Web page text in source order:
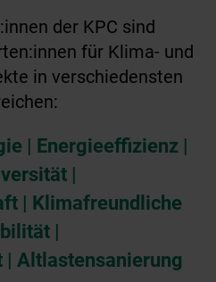
der KPC sind
für Klima- und
in verschiedensten
| Energieeffizienz |
|
| Klimafreundliche
|
Altlastensanierung